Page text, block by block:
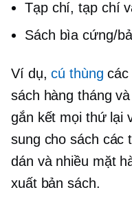
Tạp chí, tạp chí
Sách bìa cứng/
Ví dụ,cú thùng các
sách hàng tháng
gắn kết mọi thứ lại
sung cho sách các
dán và nhiều mặt
xuất bản sách.